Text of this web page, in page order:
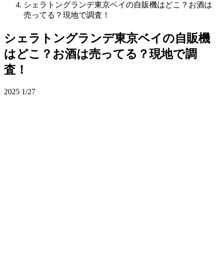
シェラトングランデ東京ベイの自販機はどこ？お酒は
売ってる？現地で調査！
シェラトングランデ東京ベイの自販機
はどこ？お酒は売ってる？現地で調
査！
2025 1/27